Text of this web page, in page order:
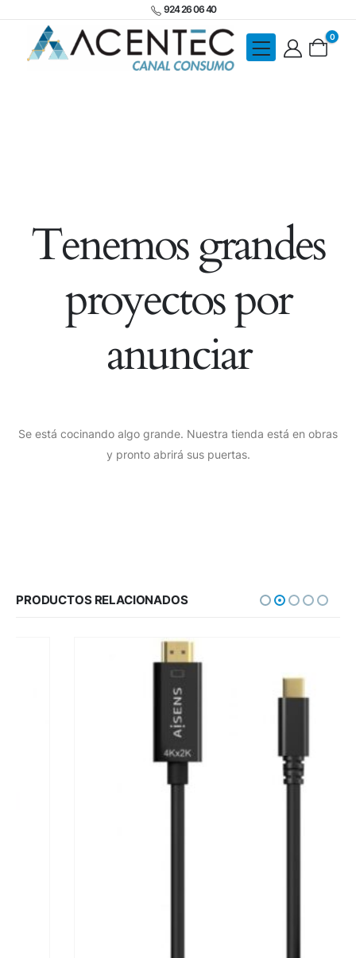
924 26 06 40
0
Tenemos grandes
proyectos por
anunciar
Se está cocinando algo grande. Nuestra tienda está en obras
y pronto abrirá sus puertas.
PRODUCTOS RELACIONADOS